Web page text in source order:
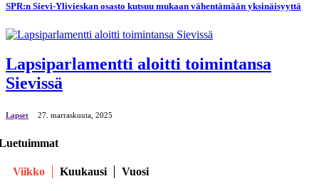
SPR:n Sievi-Ylivieskan osasto kutsuu mukaan vähentämään yksinäisyyttä
Lapsiparlamentti aloitti toimintansa
Sievissä
Lapset 27. marraskuuta, 2025
Viikko Kuukausi Vuosi